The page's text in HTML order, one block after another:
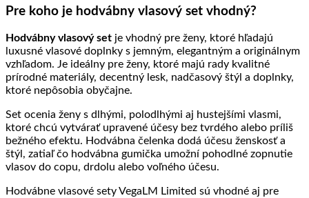
Pre koho je hodvábny vlasový set vhodný?
Hodvábny vlasový set je vhodný pre ženy, ktoré hľadajú
luxusné vlasové doplnky s jemným, elegantným a originálnym
vzhľadom. Je ideálny pre ženy, ktoré majú rady kvalitné
prírodné materiály, decentný lesk, nadčasový štýl a doplnky,
ktoré nepôsobia obyčajne.
Set ocenia ženy s dlhými, polodlhými aj hustejšími vlasmi,
ktoré chcú vytvárať upravené účesy bez tvrdého alebo príliš
bežného efektu. Hodvábna čelenka dodá účesu ženskosť a
štýl, zatiaľ čo hodvábna gumička umožní pohodlné zopnutie
vlasov do copu, drdolu alebo voľného účesu.
Hodvábne vlasové sety VegaLM Limited sú vhodné aj pre